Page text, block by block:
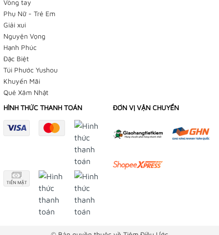
Vòng tay
Phụ Nữ - Trẻ Em
Giải xui
Nguyện Vọng
Hạnh Phúc
Đặc Biệt
Túi Phước Yushou
Khuyến Mãi
Quẻ Xăm Nhật
HÌNH THỨC THANH TOÁN ĐƠN VỊ VẬN CHUYỂN